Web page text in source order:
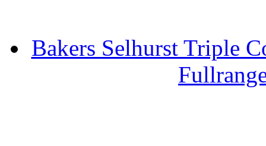
Bakers Selhurst Triple